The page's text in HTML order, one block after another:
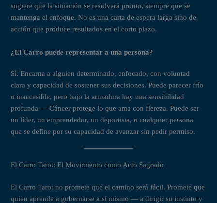
sugiere que la situación se resolverá pronto, siempre que se
mantenga el enfoque. No es una carta de espera larga sino de
acción que produce resultados en el corto plazo.
¿El Carro puede representar a una persona?
Sí. Encarna a alguien determinado, enfocado, con voluntad
clara y capacidad de sostener sus decisiones. Puede parecer frío
o inaccesible, pero bajo la armadura hay una sensibilidad
profunda — Cáncer protege lo que ama con fiereza. Puede ser
un líder, un emprendedor, un deportista, o cualquier persona
que se define por su capacidad de avanzar sin pedir permiso.
El Carro Tarot: El Movimiento como Acto Sagrado
El Carro Tarot no promete que el camino será fácil. Promete que
quien aprende a gobernarse a sí mismo — a dirigir su instinto y